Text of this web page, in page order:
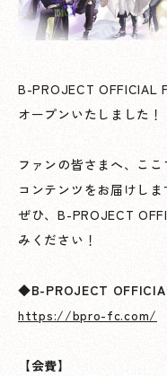
B-PROJECT OFFICIAL
オープンいたしました！
ファンの皆さまへ、こ
コンテンツをお届けしま
ぜひ、B-PROJECT
みください！
◆B-PROJECT
https://bpro-fc.com/
【会費】